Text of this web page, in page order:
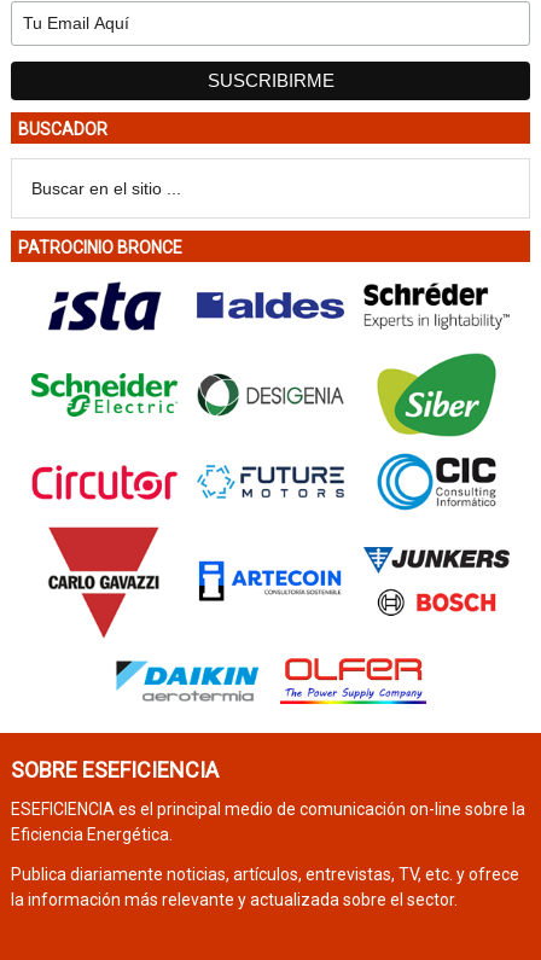
BUSCADOR
PATROCINIO BRONCE
SOBRE ESEFICIENCIA
ESEFICIENCIA es el principal medio de comunicación on-line sobre la
Eficiencia Energética.
Publica diariamente noticias, artículos, entrevistas, TV, etc. y ofrece
la información más relevante y actualizada sobre el sector.